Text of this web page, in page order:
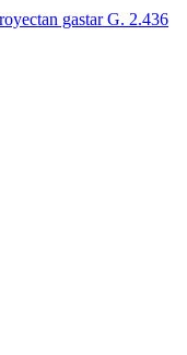
gastar G. 2.436